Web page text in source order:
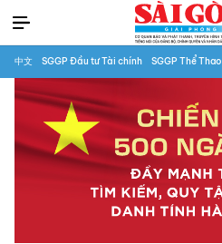
中文 SGGP Đầu tư Tài chính SGGP Thể Thao